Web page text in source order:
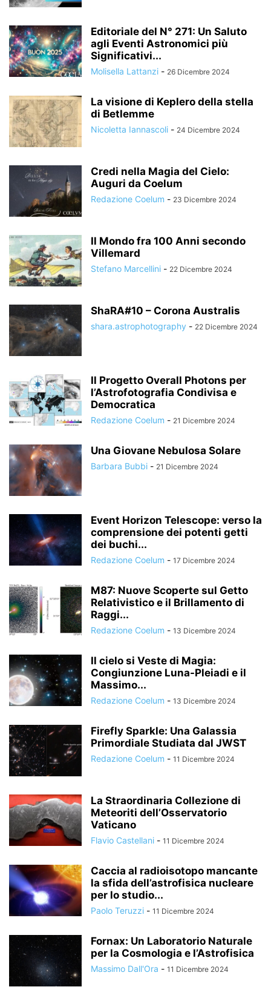
Editoriale del N° 271: Un Saluto
agli Eventi Astronomici più
Significativi...
Molisella Lattanzi - 26 Dicembre 2024
La visione di Keplero della stella
di Betlemme
Nicoletta Iannascoli - 24 Dicembre 2024
Credi nella Magia del Cielo:
Auguri da Coelum
Redazione Coelum - 23 Dicembre 2024
Il Mondo fra 100 Anni secondo
Villemard
Stefano Marcellini - 22 Dicembre 2024
ShaRA#10 – Corona Australis
shara.astrophotography - 22 Dicembre 2024
Il Progetto Overall Photons per
l’Astrofotografia Condivisa e
Democratica
Redazione Coelum - 21 Dicembre 2024
Una Giovane Nebulosa Solare
Barbara Bubbi - 21 Dicembre 2024
Event Horizon Telescope: verso la
comprensione dei potenti getti
dei buchi...
Redazione Coelum - 17 Dicembre 2024
M87: Nuove Scoperte sul Getto
Relativistico e il Brillamento di
Raggi...
Redazione Coelum - 13 Dicembre 2024
Il cielo si Veste di Magia:
Congiunzione Luna-Pleiadi e il
Massimo...
Redazione Coelum - 13 Dicembre 2024
Firefly Sparkle: Una Galassia
Primordiale Studiata dal JWST
Redazione Coelum - 11 Dicembre 2024
La Straordinaria Collezione di
Meteoriti dell’Osservatorio
Vaticano
Flavio Castellani - 11 Dicembre 2024
Caccia al radioisotopo mancante
la sfida dell’astrofisica nucleare
per lo studio...
Paolo Teruzzi - 11 Dicembre 2024
Fornax: Un Laboratorio Naturale
per la Cosmologia e l’Astrofisica
Massimo Dall'Ora - 11 Dicembre 2024